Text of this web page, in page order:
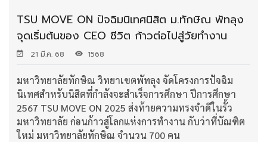
TSU MOVE ON ปัจฉิมนิเทศนิสิต ม.ทักษิณ พัทลุง
จุดเริ่มต้นของ CEO ชีวิต ก้าวต่อไปสู่วัยทำงาน
21 มี.ค. 68 1568
มหาวิทยาลัยทักษิณ วิทยาเขตพัทลุง จัดโครงการปัจฉิม
นิเทศสำหรับนิสิตที่กำลังจะสำเร็จการศึกษา ปีการศึกษา
2567 TSU MOVE ON 2025 ส่งท้ายความทรงจำดีในรั้ว
มหาวิทยาลัย ก่อนก้าวสู่โลกแห่งการทำงาน กับว่าที่บัณฑิต
ใหม่ มหาวิทยาลัยทักษิณ จำนวน 700 คน